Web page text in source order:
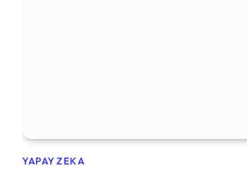
YAPAY ZEKA